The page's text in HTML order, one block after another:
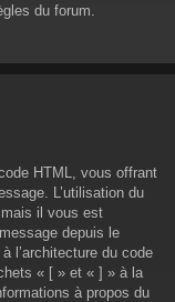
du forum.
HTML, vous offrant
L’utilisation du
il vous est
depuis le
l’architecture du code
« [ » et « ] » à la
à propos du